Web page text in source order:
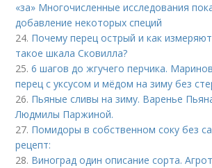
«за» Многочисленные исследования
добавление некоторых специй
24. Почему перец острый и как
такое шкала Сковилла?
25.6 шагов до жгучего перчика.
перец с уксусом и мёдом на зиму без
26. Пьяные сливы на зиму. Варенье
Людмилы Паржиной.
27. Помидоры в собственном соку без
рецепт:
28. Виноград один описание сорта.